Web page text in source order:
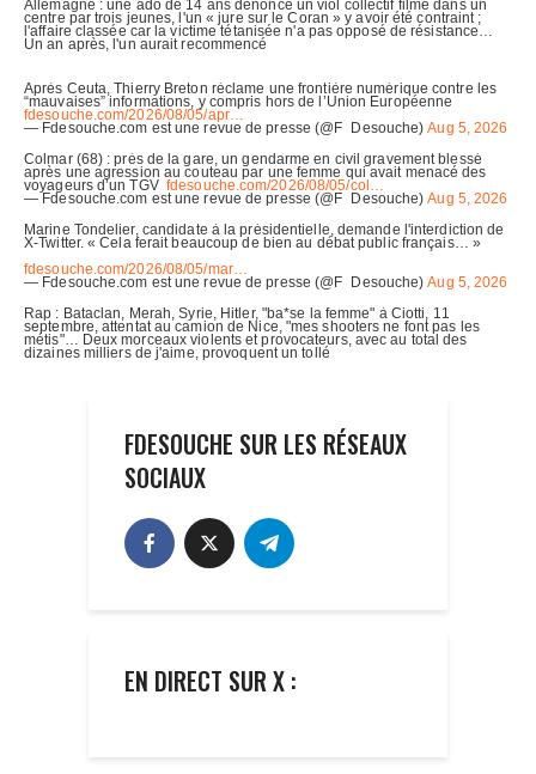
FDESOUCHE SUR LES RÉSEAUX
SOCIAUX
EN DIRECT SUR X :